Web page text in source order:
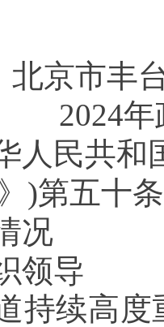
北京市丰
2024年
人民共和
)第五十
况
领导
持续高